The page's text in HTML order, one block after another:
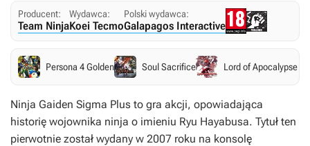
Producent:
Team Ninja
Wydawca:
Koei Tecmo
Polski wydawca:
Galapagos Interactive
Persona 4 Golden Soul Sacrifice Lord of Apocalypse
Ninja Gaiden Sigma Plus to gra akcji, opowiadająca
historię wojownika ninja o imieniu Ryu Hayabusa. Tytuł ten
pierwotnie został wydany w 2007 roku na konsolę